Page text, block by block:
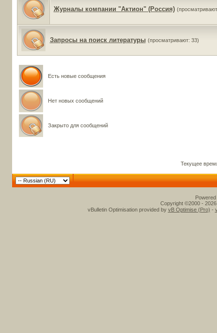
Журналы компании "Актион" (Россия)
Запросы на поиск литературы (просматривают: 33)
Есть новые сообщения
Нет новых сообщений
Закрыто для сообщений
Текущее
Copyright ©2000 -
vBulletin Optimisation provided by vB Optimise (Pro) -